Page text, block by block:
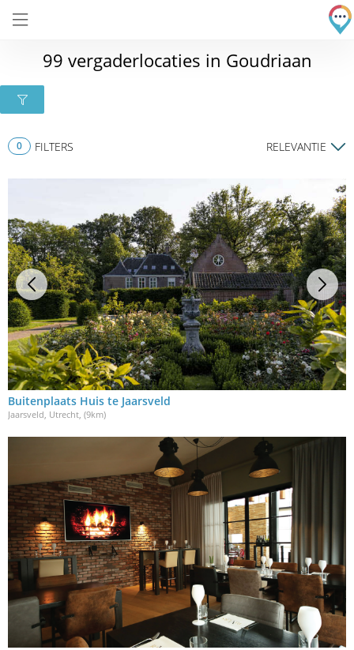
99 vergaderlocaties in Goudriaan
0 FILTERS RELEVANTIE
Buitenplaats Huis te Jaarsveld
Jaarsveld, Utrecht , (9km)